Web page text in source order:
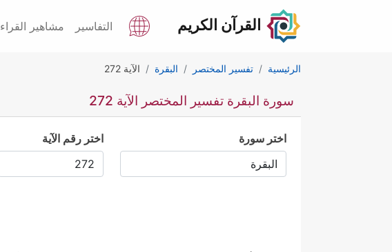
القرآن الكريم التفاسير مشاهير القراء
الرئيسية تفسير المختصر البقرة الآية 272
سورة البقرة تفسير المختصر الآية 272
اختر سورة اختر رقم الآية